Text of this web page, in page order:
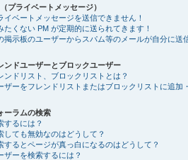
プライベートメッセージ）
イベートメッセージを送信できません！
たくない PM が定期的に送られてきます！
掲示板のユーザーからスパム等のメールが自分に送
ンドユーザーとブロックユーザー
ンドリスト、ブロックリストとは？
ザーをフレンドリストまたはブロックリストに追加
ーラムの検索
するには？
しても無効なのはどうして？
するとページが真っ白になるのはどうして？
ザーを検索するには？